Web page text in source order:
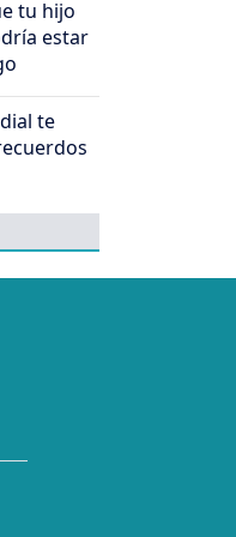
tu hijo
estar
te